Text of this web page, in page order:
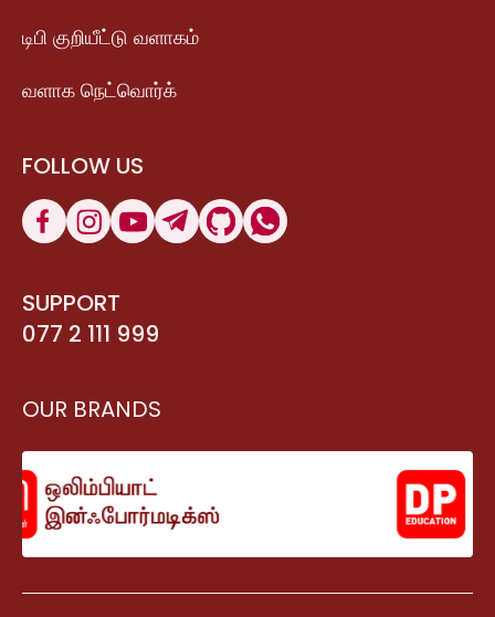
டிபி குறியீட்டு வளாகம்
வளாக நெட்வொர்க்
FOLLOW US
SUPPORT
077 2 111 999
OUR BRANDS